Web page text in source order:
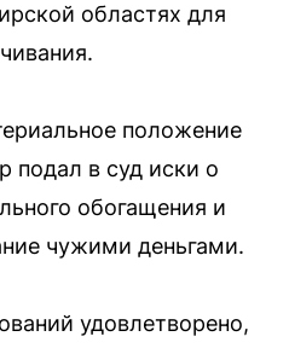
областях для
положение
подал в суд иски о
обогащения и
чужими деньгами.
удовлетворено,